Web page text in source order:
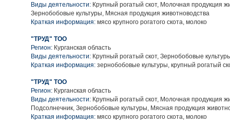
Виды деятельности: Крупный рогатый скот, Молочная продукция
Зернобобовые культуры, Мясная продукция животноводства
Краткая информация: мясо крупного рогатого скота, молоко
"ТРУД" ТОО
Регион: Курганская область
Виды деятельности: Крупный рогатый скот, Зернобобовые
Краткая информация: зернобобовые культуры, крупный рогатый
"ТРУД" ТОО
Регион: Курганская область
Виды деятельности: Крупный рогатый скот, Молочная продукция
Подсолнечник, Зернобобовые культуры, Мясная продукция
Краткая информация: мясо крупного рогатого скота, молоко